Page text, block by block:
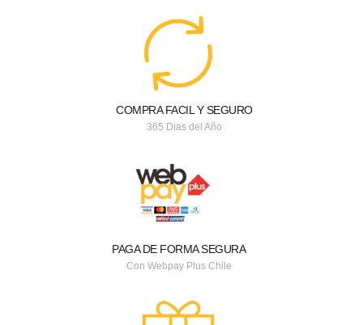
COMPRA FACIL Y SEGURO
365 Dias del Año
PAGA DE FORMA SEGURA
Con Webpay Plus Chile